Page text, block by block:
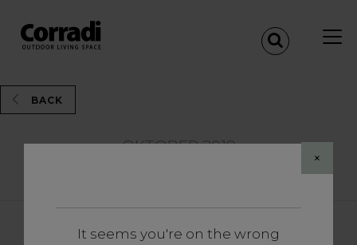
×
It seems you're on the wrong
BACK
OKTOBER 2019
Vertiefungen